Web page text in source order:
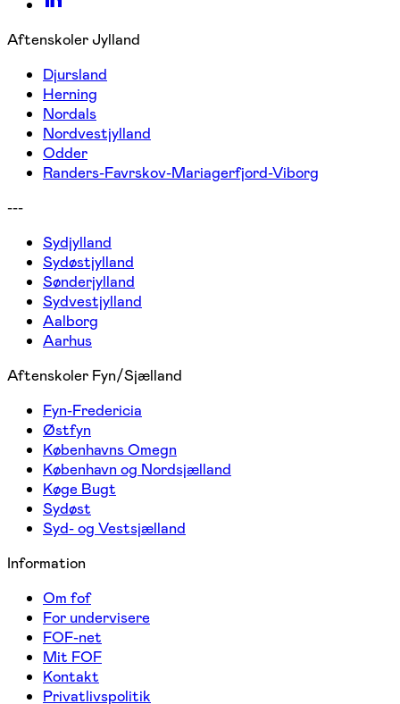
Aftenskoler Jylland
Djursland
Herning
Nordals
Nordvestjylland
Odder
Randers-Favrskov-Mariagerfjord-Viborg
---
Sydjylland
Sydøstjylland
Sønderjylland
Sydvestjylland
Aalborg
Aarhus
Aftenskoler Fyn/Sjælland
Fyn-Fredericia
Østfyn
Københavns Omegn
København og Nordsjælland
Køge Bugt
Sydøst
Syd- og Vestsjælland
Information
Om fof
For undervisere
FOF-net
Mit FOF
Kontakt
Privatlivspolitik